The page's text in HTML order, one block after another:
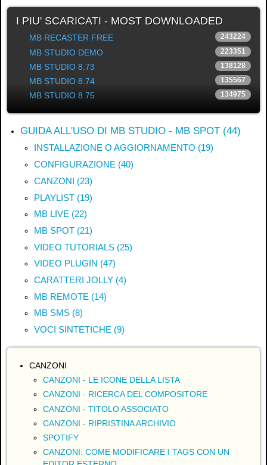
r
I PIU' SCARICATI - MOST DOWNLOADED
MB RECASTER FREE 243224
MB STUDIO DEMO 223351
MB STUDIO 8.73 138128
MB STUDIO 8.74 135567
MB STUDIO 8.75 134975
GUIDA ALL'USO DI MB STUDIO - MB SPOT (44)
INSTALLAZIONE O AGGIORNAMENTO (19)
CONFIGURAZIONE (40)
CANZONI (23)
PLAYLIST (19)
MB LIVE (22)
MB SPOT (21)
VIDEO TUTORIALS (25)
VIDEO PLUGIN (47)
CARATTERI JOLLY (4)
MB REMOTE (14)
MB SMS (8)
VOCI SINTETICHE (9)
CANZONI
CANZONI - LE ICONE DELLA LISTA
CANZONI - RICERCA DEL COMPOSITORE
CANZONI - TITOLO ASSOCIATO
CANZONI - RIPRISTINA ARCHIVIO
SPOTIFY
CANZONI: COME MODIFICARE I TAGS CON UN